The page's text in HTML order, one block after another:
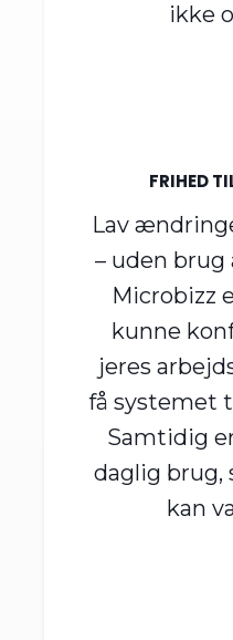
ikke
FRIHED
Lav
– uden brug
Microbizz
kunne
jeres
få systemet
Samtidig
daglig brug,
kan